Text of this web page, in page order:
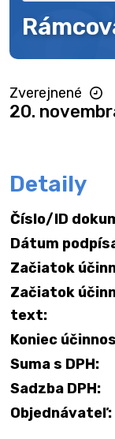
Zverejnené
20.
Detaily
Číslo/ID
Dátum
Začiatok
Začiatok
text:
Koniec
Suma s DPH:
Sadzba DPH:
Objednávateľ: